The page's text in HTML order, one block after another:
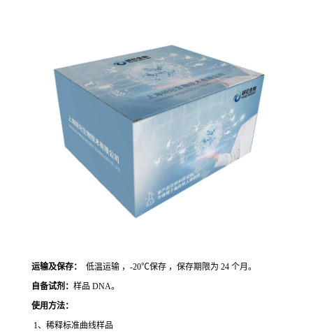
运输及保存：
低温运输 ，-20℃保存 ，保存期限为 24 个月。
自备试剂： 样品 DNA。
使用方法：
1、稀释标准曲线样品